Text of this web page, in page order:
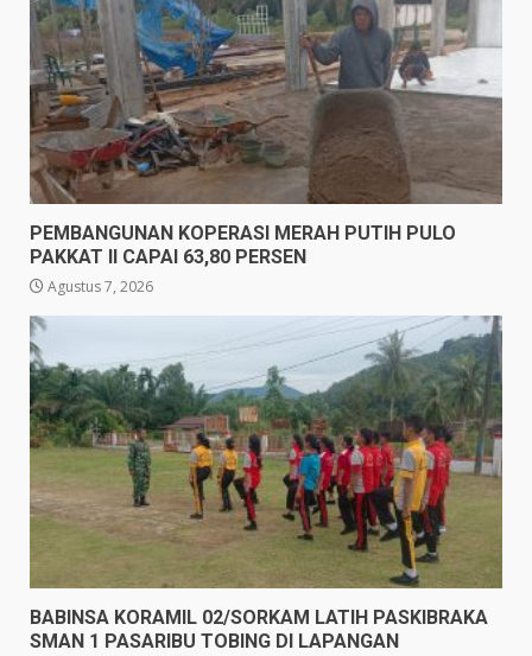
PEMBANGUNAN KOPERASI MERAH PUTIH PULO
PAKKAT II CAPAI 63,80 PERSEN
Agustus 7, 2026
BABINSA KORAMIL 02/SORKAM LATIH PASKIBRAKA
SMAN 1 PASARIBU TOBING DI LAPANGAN